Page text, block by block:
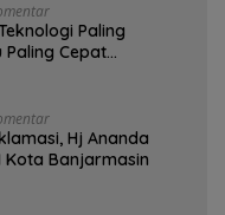
Paling
Cepat
Hj Ananda
Kota Banjarmasin